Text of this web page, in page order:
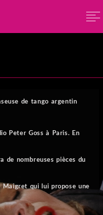
de tango argentin
Peter Goss à Paris. En
de nombreuses pièces du
Maigret qui lui propose une